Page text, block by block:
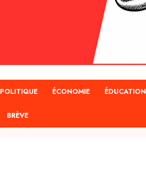
POLITIQUE ÉCONOMIE ÉDUCATION
BRÈVE